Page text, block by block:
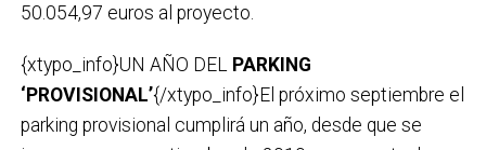
50.054,97 euros al proyecto.
{xtypo_info}UN AÑO DEL PARKING
‘PROVISIONAL’{/xtypo_info}El próximo septiembre el
parking provisional cumplirá un año, desde que se